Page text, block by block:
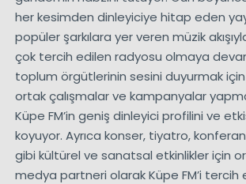
her kesimden dinleyiciye hitap eden
popüler şarkılara yer veren müzik
çok tercih edilen radyosu olmaya
toplum örgütlerinin sesini duyurmak için
ortak çalışmalar ve kampanyalar
Küpe FM’in geniş dinleyici profilini ve
koyuyor. Ayrıca konser, tiyatro,
gibi kültürel ve sanatsal etkinlikler için
medya partneri olarak Küpe FM’i tercih